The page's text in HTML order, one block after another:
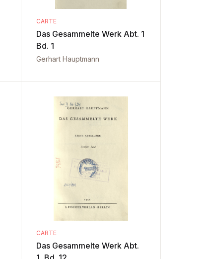
CARTE
Das Gesammelte Werk Abt. 1
Bd. 1
Gerhart Hauptmann
CARTE
Das Gesammelte Werk Abt.